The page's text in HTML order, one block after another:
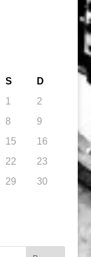
S
D
1
2
8
9
15
16
22
23
29
30